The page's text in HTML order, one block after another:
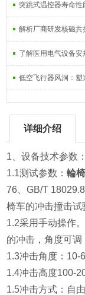
突跳式温控器寿命性
解析厂商研发核磁
了解医用电气设备安
低空飞行器风洞：
详细介绍
1、设备技术参数：
1.1测试参数：輪
76、GB/T
椅车的冲击撞击试
1.2采用手动操作
的冲击，角度可调
1.3冲击角度：10-
1.4冲击高度100-
1.5冲击方式：自